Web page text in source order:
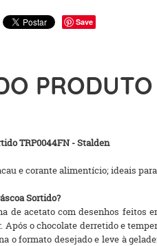
Save
PRODUTO
TRP0044FN - Stalden
e corante alimentício; ideais
Sortido?
de acetato com desenhos feitos
Após o chocolate derretido e
o formato desejado e leve à